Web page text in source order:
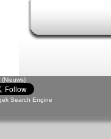
(Nieuws)
Search Engine